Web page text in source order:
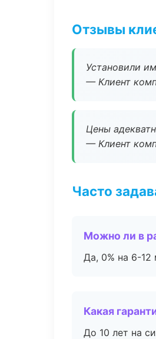
Отзывы
Установили
— Клиент
Цены
— Клиент
Часто
Можно ли в
Да, 0% на 6-12
Какая
До 10 лет на